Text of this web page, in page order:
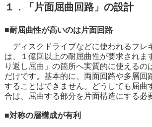
１．「片面屈曲回路」の設計
■耐屈曲性が高いのは片面回路
ディスクドライブなどに使われるフレ
は、１億回以上の耐屈曲性が要求されま
り返し屈曲」の箇所へ実質的に使えるの
だけです。基本的に、両面回路や多層回
することはできません。どうしても屈曲
合は、屈曲する部分を片面構造にする必
■対称の層構成が有利